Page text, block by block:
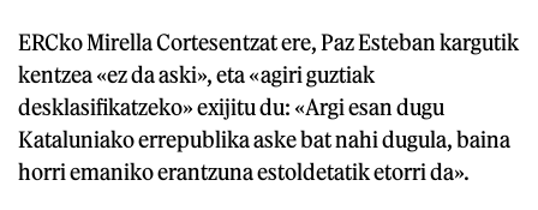
ERCko Mirella Cortesentzat ere, Paz Esteban kargutik
kentzea «ez da aski», eta «agiri guztiak
desklasifikatzeko» exijitu du: «Argi esan dugu
Kataluniako errepublika aske bat nahi dugula, baina
horri emaniko erantzuna estoldetatik etorri da».